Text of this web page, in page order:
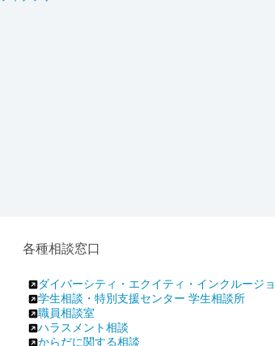
各種相談窓口
ダイバーシティ・エクイティ・インクルージ
学生相談・特別支援センター 学生相談所
職員相談室
ハラスメント相談
からだに関する相談